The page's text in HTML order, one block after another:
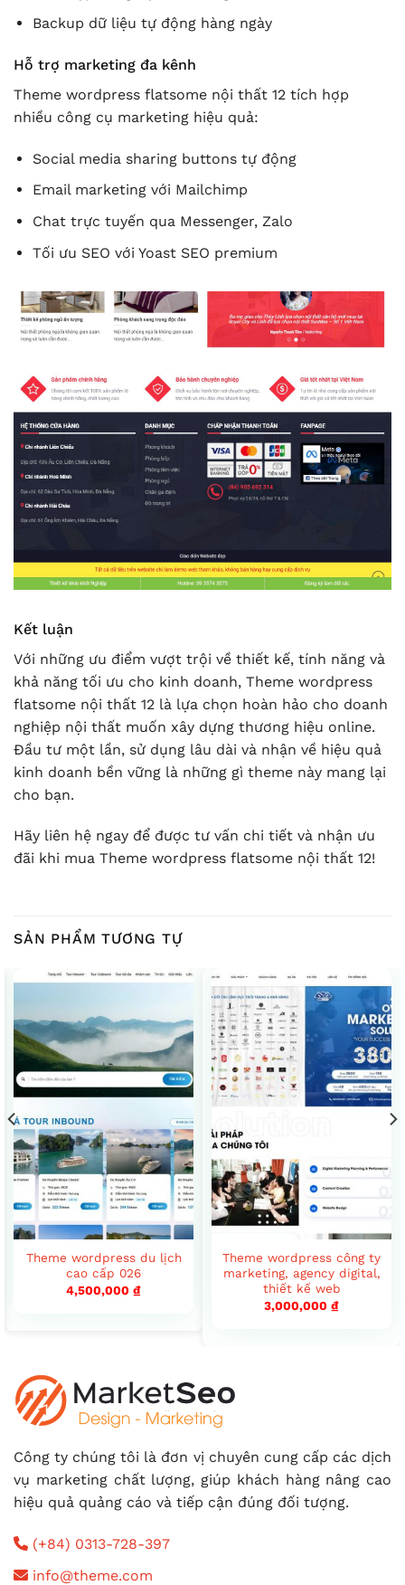
Backup dữ liệu tự động hàng ngày
Hỗ trợ marketing đa kênh
Theme wordpress flatsome nội thất 12 tích hợp
nhiều công cụ marketing hiệu quả:
Social media sharing buttons tự động
Email marketing với Mailchimp
Chat trực tuyến qua Messenger, Zalo
Tối ưu SEO với Yoast SEO premium
Kết luận
Với những ưu điểm vượt trội về thiết kế, tính năng và
khả năng tối ưu cho kinh doanh, Theme wordpress
flatsome nội thất 12 là lựa chọn hoàn hảo cho doanh
nghiệp nội thất muốn xây dựng thương hiệu online.
Đầu tư một lần, sử dụng lâu dài và nhận về hiệu quả
kinh doanh bền vững là những gì theme này mang lại
cho bạn.
Hãy liên hệ ngay để được tư vấn chi tiết và nhận ưu
đãi khi mua Theme wordpress flatsome nội thất 12!
SẢN PHẨM TƯƠNG TỰ
Theme wordpress du lịch
cao cấp 026
4,500,000 ₫
Theme wordpress công ty
marketing, agency digital,
thiết kế web
3,000,000 ₫
Công ty chúng tôi là đơn vị chuyên cung cấp các dịch
vụ marketing chất lượng, giúp khách hàng nâng cao
hiệu quả quảng cáo và tiếp cận đúng đối tượng.
(+84) 0313-728-397
info@theme.com